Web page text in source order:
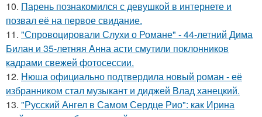
10. Парень познакомился с девушкой в интернете и
позвал её на первое свидание.
11. "Спровоцировали Слухи о Романе" - 44-летний Дима
Билан и 35-летняя Анна асти смутили поклонников
кадрами свежей фотосессии.
12. Нюша официально подтвердила новый роман - её
избранником стал музыкант и диджей Влад ханецкий.
13. "Русский Ангел в Самом Сердце Рио": как Ирина